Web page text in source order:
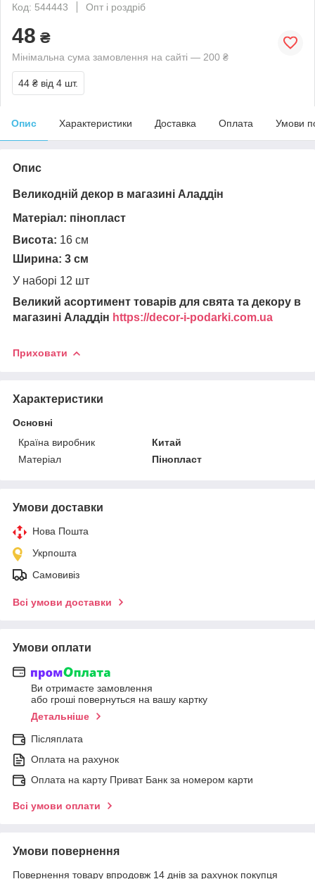
Код: 544443
Опт і роздріб
48 ₴
Мінімальна сума замовлення на сайті — 200 ₴
44 ₴ від 4 шт.
Опис Характеристики Доставка Оплата Умови
Опис
Великодній декор в магазині Аладдін
Матеріал: пінопласт
Висота: 16 см
Ширина: 3 см
У наборі 12 шт
Великий асортимент товарів для свята та декору в
магазині Аладдін https://decor-i-podarki.com.ua
Приховати
Характеристики
Основні
Країна виробник
Китай
Матеріал
Пінопласт
Умови доставки
Нова Пошта
Укрпошта
Самовивіз
Всі умови доставки
Умови оплати
Ви отримаєте замовлення
або гроші повернуться на вашу картку
Детальніше
Післяплата
Оплата на рахунок
Оплата на карту Приват Банк за номером карти
Всі умови оплати
Умови повернення
Повернення товару впродовж 14 днів за рахунок покупця